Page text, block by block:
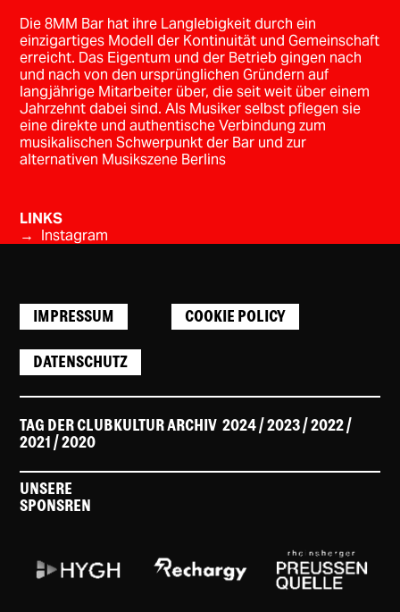
Die 8MM Bar hat ihre Langlebigkeit durch ein
einzigartiges Modell der Kontinuität und Gemeinschaft
erreicht. Das Eigentum und der Betrieb gingen nach
und nach von den ursprünglichen Gründern auf
langjährige Mitarbeiter über, die seit weit über einem
Jahrzehnt dabei sind. Als Musiker selbst pflegen sie
eine direkte und authentische Verbindung zum
musikalischen Schwerpunkt der Bar und zur
alternativen Musikszene Berlins
LINKS
→ Instagram
IMPRESSUM COOKIE POLICY
DATENSCHUTZ
TAG DER CLUBKULTUR ARCHIV2024/ 2023/2022/
2021 /2020
UNSERE
SPONSREN